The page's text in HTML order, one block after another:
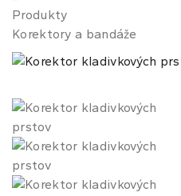
Produkty
Korektory a bandáže